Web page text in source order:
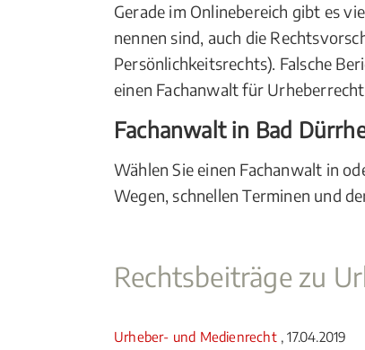
Gerade im Onlinebereich gibt es
nennen sind, auch die
Persönlichkeitsrechts). Falsche
einen Fachanwalt für
Fachanwalt in Bad
Wählen Sie einen Fachanwalt in
Wegen, schnellen Terminen und
Rechtsbeiträge zu
Urheber- und Medienrecht , 17.04.2019